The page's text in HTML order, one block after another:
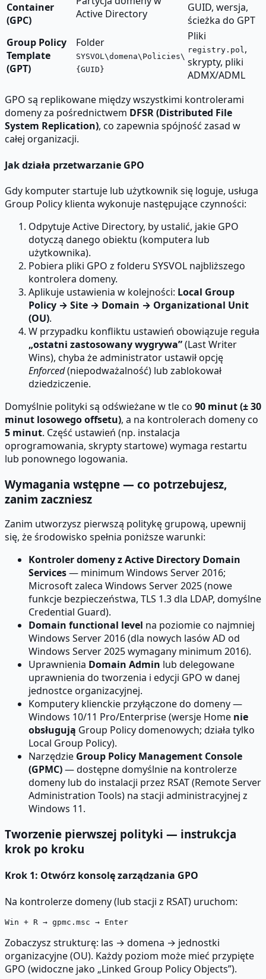
Container
(GPC)
Active Directory
GUID, wersja,
ścieżka do GPT
Group Policy
Template
(GPT)
Folder
SYSVOL\domena\Policies\
{GUID}
Pliki
registry.pol,
skrypty, pliki
ADMX/ADML
GPO są replikowane między wszystkimi kontrolerami
domeny za pośrednictwem DFSR (Distributed File
System Replication), co zapewnia spójność zasad w
całej organizacji.
Jak działa przetwarzanie GPO
Gdy komputer startuje lub użytkownik się loguje, usługa
Group Policy klienta wykonuje następujące czynności:
Odpytuje Active Directory, by ustalić, jakie GPO
dotyczą danego obiektu (komputera lub
użytkownika).
Pobiera pliki GPO z folderu SYSVOL najbliższego
kontrolera domeny.
Aplikuje ustawienia w kolejności: Local Group
Policy → Site → Domain → Organizational Unit
(OU).
W przypadku konfliktu ustawień obowiązuje reguła
„ostatni zastosowany wygrywa”(Last Writer
Wins), chyba że administrator ustawił opcję
Enforced(niepodważalność) lub zablokował
dziedziczenie.
Domyślnie polityki są odświeżane w tle co 90 minut (± 30
minut losowego offsetu), a na kontrolerach domeny co
5 minut. Część ustawień (np. instalacja
oprogramowania, skrypty startowe) wymaga restartu
lub ponownego logowania.
Wymagania wstępne — co potrzebujesz,
zanim zaczniesz
Zanim utworzysz pierwszą politykę grupową, upewnij
się, że środowisko spełnia poniższe warunki:
Kontroler domeny z Active Directory Domain
Services— minimum Windows Server 2016;
Microsoft zaleca Windows Server 2025 (nowe
funkcje bezpieczeństwa, TLS 1.3 dla LDAP, domyślne
Credential Guard).
Domain functional level na poziomie co najmniej
Windows Server 2016 (dla nowych lasów AD od
Windows Server 2025 wymagany minimum 2016).
Uprawnienia Domain Admin lub delegowane
uprawnienia do tworzenia i edycji GPO w danej
jednostce organizacyjnej.
Komputery klienckie przyłączone do domeny —
Windows 10/11 Pro/Enterprise (wersje Home nie
obsługują Group Policy domenowych; działa tylko
Local Group Policy).
Narzędzie Group Policy Management Console
(GPMC)— dostępne domyślnie na kontrolerze
domeny lub do instalacji przez RSAT (Remote Server
Administration Tools) na stacji administracyjnej z
Windows 11.
Tworzenie pierwszej polityki — instrukcja
krok po kroku
Krok 1: Otwórz konsolę zarządzania GPO
Na kontrolerze domeny (lub stacji z RSAT) uruchom:
Zobaczysz strukturę: las → domena → jednostki
organizacyjne (OU). Każdy poziom może mieć przypięte
GPO (widoczne jako „Linked Group Policy Objects”).